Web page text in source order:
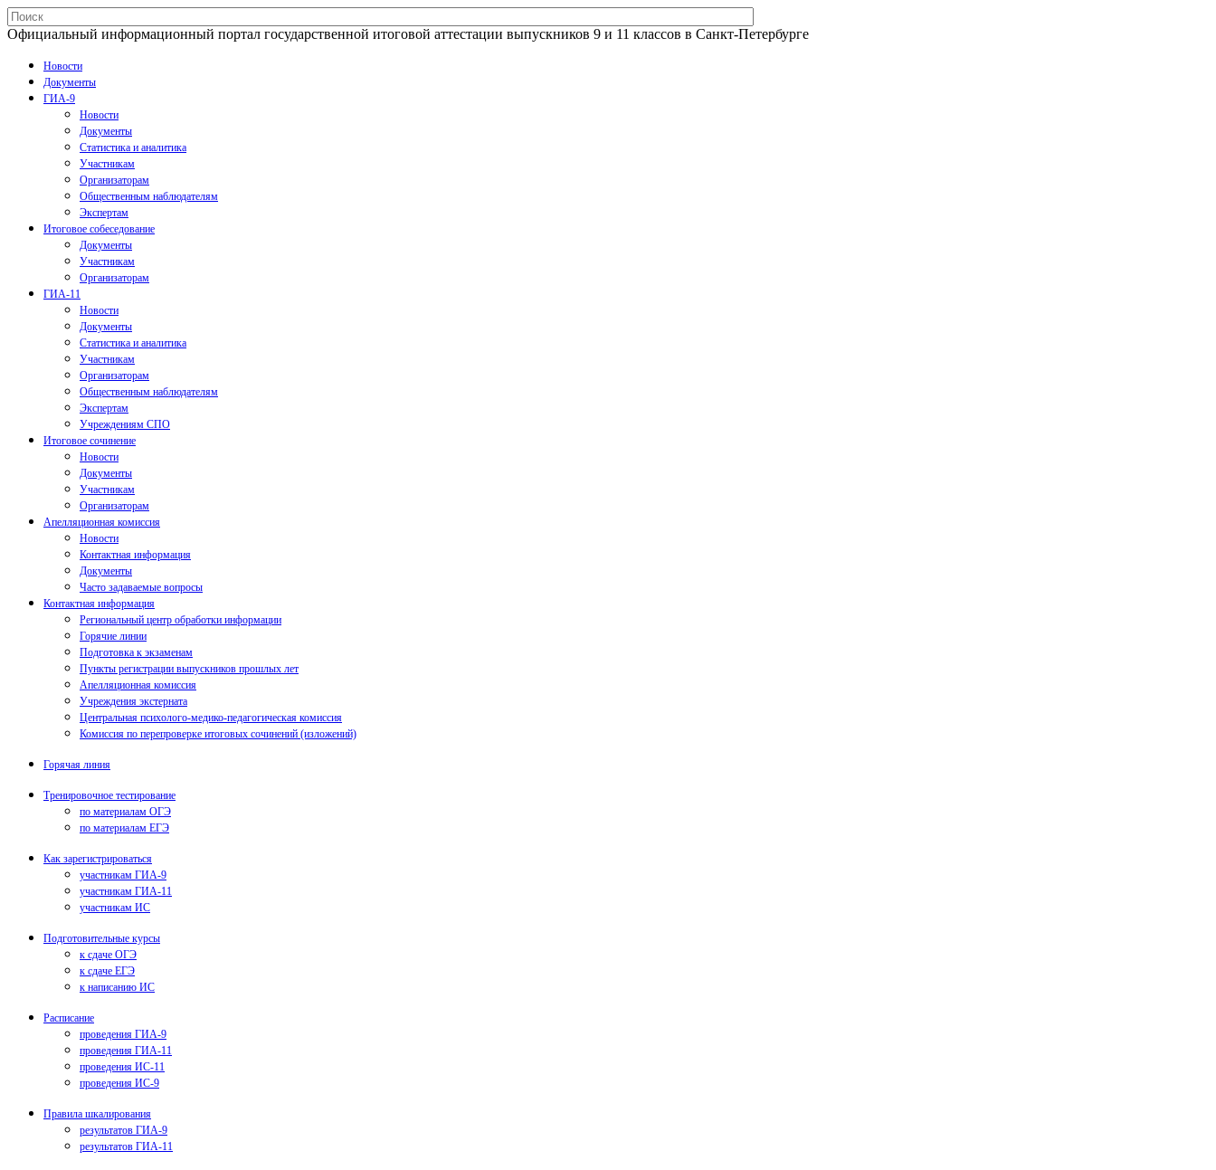
Официальный информационный портал государственной итоговой аттестации выпускников 9 и 11 классов в Санкт-Петербурге
Новости
Документы
ГИА-9
Новости
Документы
Статистика и аналитика
Участникам
Организаторам
Общественным наблюдателям
Экспертам
Итоговое собеседование
Документы
Участникам
Организаторам
ГИА-11
Новости
Документы
Статистика и аналитика
Участникам
Организаторам
Общественным наблюдателям
Экспертам
Учреждениям СПО
Итоговое сочинение
Новости
Документы
Участникам
Организаторам
Апелляционная комиссия
Новости
Контактная информация
Документы
Часто задаваемые вопросы
Контактная информация
Региональный центр обработки информации
Горячие линии
Подготовка к экзаменам
Пункты регистрации выпускников прошлых лет
Апелляционная комиссия
Учреждения экстерната
Центральная психолого-медико-педагогическая комиссия
Комиссия по перепроверке итоговых сочинений (изложений)
Горячая линия
Тренировочное тестирование
по материалам ОГЭ
по материалам ЕГЭ
Как зарегистрироваться
участникам ГИА-9
участникам ГИА-11
участникам ИС
Подготовительные курсы
к сдаче ОГЭ
к сдаче ЕГЭ
к написанию ИС
Расписание
проведения ГИА-9
проведения ГИА-11
проведения ИС-11
проведения ИС-9
Правила шкалирования
результатов ГИА-9
результатов ГИА-11